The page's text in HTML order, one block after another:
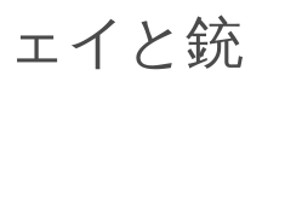
イと銃